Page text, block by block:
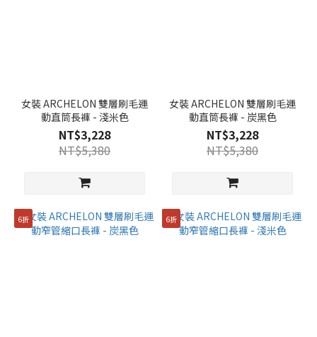
XL(105)
(27)
XXL(110)
76
(25)
女裝 ARCHELON 雙層刷毛運
動直筒長褲 - 淺米色
NT$3,228
NT$5,380
女裝 ARCHELON 雙層刷毛運
動直筒長褲 - 炭黑色
NT$3,228
NT$5,380
6折 6折